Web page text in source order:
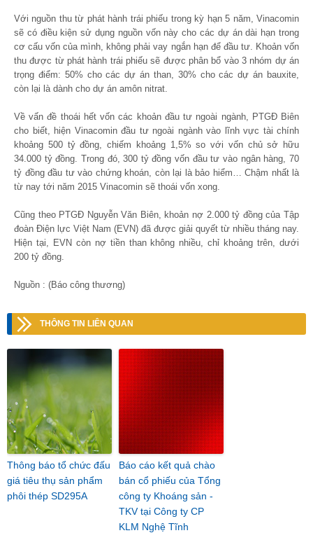
Với nguồn thu từ phát hành trái phiếu trong kỳ hạn 5 năm, Vinacomin
sẽ có điều kiện sử dụng nguồn vốn này cho các dự án dài hạn trong
cơ cấu vốn của mình, không phải vay ngắn hạn để đầu tư. Khoản vốn
thu được từ phát hành trái phiếu sẽ được phân bổ vào 3 nhóm dự án
trọng điểm: 50% cho các dự án than, 30% cho các dự án bauxite,
còn lại là dành cho dự án amôn nitrat.
Về vấn đề thoái hết vốn các khoản đầu tư ngoài ngành, PTGĐ Biên
cho biết, hiện Vinacomin đầu tư ngoài ngành vào lĩnh vực tài chính
khoảng 500 tỷ đồng, chiếm khoảng 1,5% so với vốn chủ sở hữu
34.000 tỷ đồng. Trong đó, 300 tỷ đồng vốn đầu tư vào ngân hàng, 70
tỷ đồng đầu tư vào chứng khoán, còn lại là bảo hiểm… Chậm nhất là
từ nay tới năm 2015 Vinacomin sẽ thoái vốn xong.
Cũng theo PTGĐ Nguyễn Văn Biên, khoản nợ 2.000 tỷ đồng của Tập
đoàn Điện lực Việt Nam (EVN) đã được giải quyết từ nhiều tháng nay.
Hiện tại, EVN còn nợ tiền than không nhiều, chỉ khoảng trên, dưới
200 tỷ đồng.
Nguồn : (Báo công thương)
THÔNG TIN LIÊN QUAN
Thông báo tổ chức đấu
giá tiêu thụ sản phẩm
phôi thép SD295A
Báo cáo kết quả chào
bán cổ phiếu của Tổng
công ty Khoáng sản -
TKV tại Công ty CP
KLM Nghệ Tĩnh